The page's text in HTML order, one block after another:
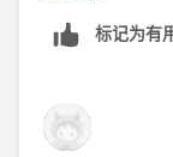
标记为有